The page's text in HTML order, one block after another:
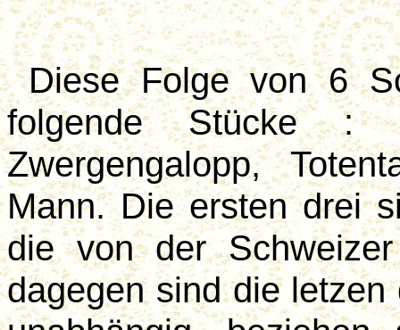
Diese Folge von 6
folgendeStücke :
Zwergengalopp,
Mann. Die ersten drei
die von der
dagegen sind die